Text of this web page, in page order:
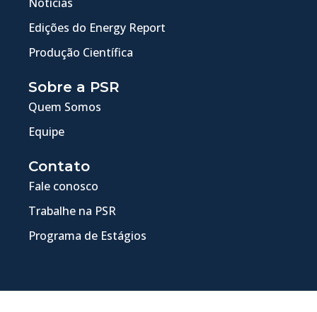
Notícias
Edições do Energy Report
Produção Científica
Sobre a PSR
Quem Somos
Equipe
Contato
Fale conosco
Trabalhe na PSR
Programa de Estágios